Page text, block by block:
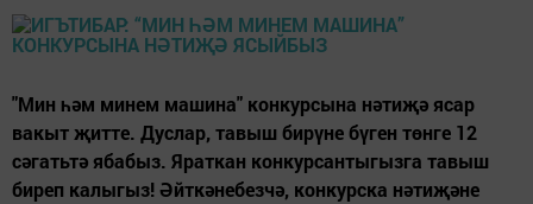
"Мин һәм минем машина" конкурсына нәтиҗә ясар
вакыт җитте. Дуслар, тавыш бирүне бүген төнге 12
сәгатьтә ябабыз. Яраткан конкурсантыгызга тавыш
биреп калыгыз! Әйткәнебезчә, конкурска нәтиҗәне